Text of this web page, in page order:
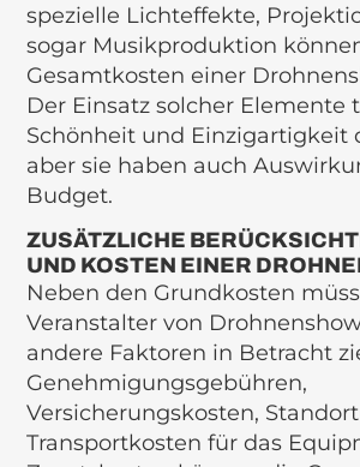
spezielle Lichteffekte,
sogar Musikproduktion
Gesamtkosten einer
Der Einsatz solcher Elemente
Schönheit und Einzigartigkeit
aber sie haben auch
Budget.
ZUSÄTZLICHE
UND KOSTEN EINER
Neben den Grundkosten
Veranstalter von
andere Faktoren in Betracht
Genehmigungsgebühren,
Versicherungskosten,
Transportkosten für das